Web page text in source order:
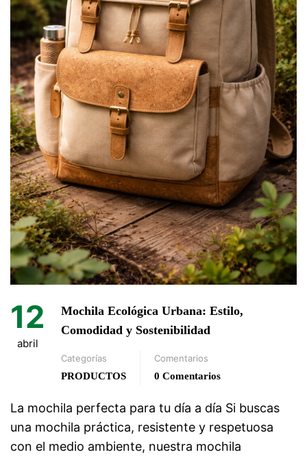
12
abril
Mochila Ecológica Urbana: Estilo,
Comodidad y Sostenibilidad
Categorías
PRODUCTOS
Comentarios
0 Comentarios
La mochila perfecta para tu día a día Si buscas
una mochila práctica, resistente y respetuosa
con el medio ambiente, nuestra mochila